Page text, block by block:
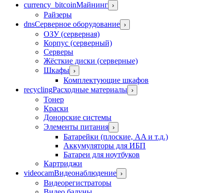
currency_bitcoinМайнинг ›
Райзеры
dnsСерверное оборудование ›
ОЗУ (серверная)
Корпус (серверный)
Серверы
Жёсткие диски (серверные)
Шкафы ›
Комплектующие шкафов
recyclingРасходные материалы ›
Тонер
Краски
Донорские системы
Элементы питания ›
Батарейки (плоские, AA и т.д.)
Аккумуляторы для ИБП
Батареи для ноутбуков
Картриджи
videocamВидеонаблюдение ›
Видеорегистраторы